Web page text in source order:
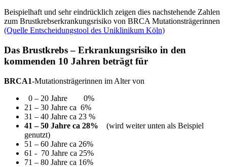
Beispielhaft und sehr eindrücklich zeigen dies nachstehende Zahlen
zum Brustkrebserkrankungsrisiko von BRCA Mutationsträgerinnen
(Quelle Entscheidungstool des Uniklinikum Köln)
Das Brustkrebs – Erkrankungsrisiko in den
kommenden 10 Jahren beträgt für
BRCA1-Mutationsträgerinnen im Alter von
0 – 20 Jahre 0%
21 – 30 Jahre ca 6%
31 – 40 Jahre ca 23 %
41 – 50 Jahre ca 28% (wird weiter unten als Beispiel
genutzt)
51 – 60 Jahre ca 26%
61 - 70 Jahre ca 25%
71 – 80 Jahre ca 16%